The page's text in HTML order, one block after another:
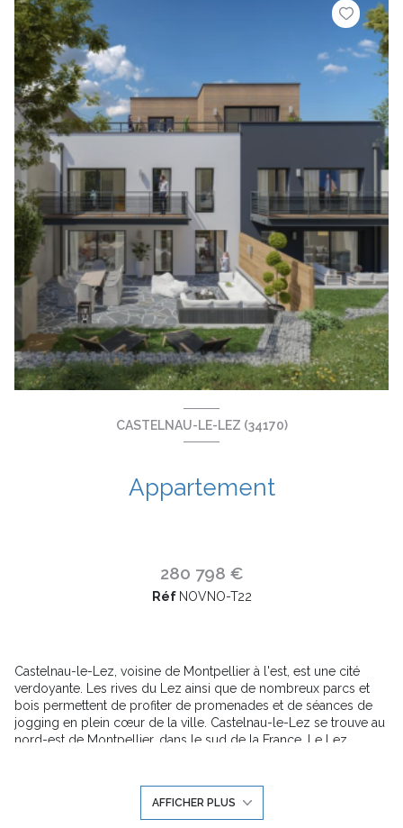
CASTELNAU-LE-LEZ (34170)
Appartement
280 798 €
Réf NOVNO-T22
Castelnau-le-Lez, voisine de Montpellier à l'est, est une cité
verdoyante. Les rives du Lez ainsi que de nombreux parcs et
bois permettent de profiter de promenades et de séances de
jogging en plein cœur de la ville. Castelnau-le-Lez se trouve au
nord-est de Montpellier, dans le sud de la France. Le Lez
communes voisines de Castelnau-le-Lez sont Clapiers,
Montpellier, Saint-Aunès et Mauguio.
AFFICHER PLUS